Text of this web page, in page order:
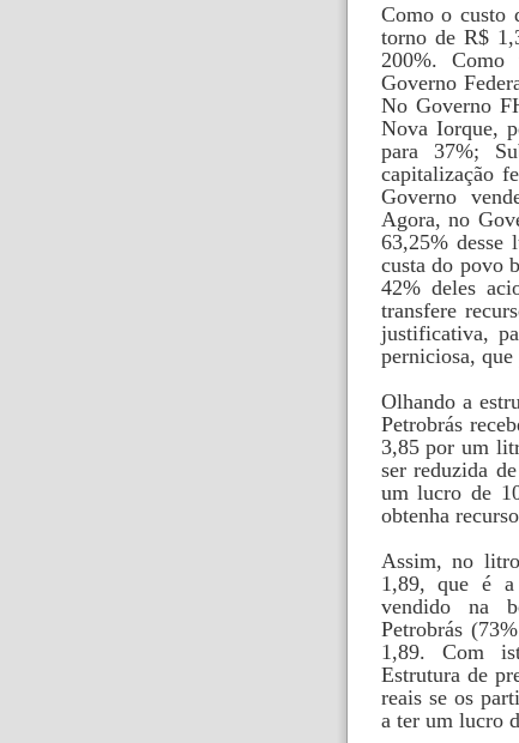
Como o custo
torno de R$
200%.
Governo
No Governo
Nova Iorque,
para 37%;
capitalização
Governo
Agora, no
63,25% desse
custa do povo
42% deles
transfere
justificativa,
perniciosa,
Olhando a
Petrobrás
3,85 por um
ser reduzida
um lucro de
obtenha
Assim, no
1,89, que é
vendido na
Petrobrás
1,89. Com
Estrutura de
reais se os
a ter um lucro